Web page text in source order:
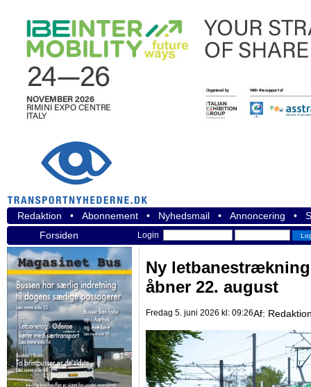
Redaktion • Abonnement • Nyhedsmail • Annoncering •
Forsiden
Login
Ny
åbner 22. august
Fredag 5. juni 2026 kl: 09:26Af: